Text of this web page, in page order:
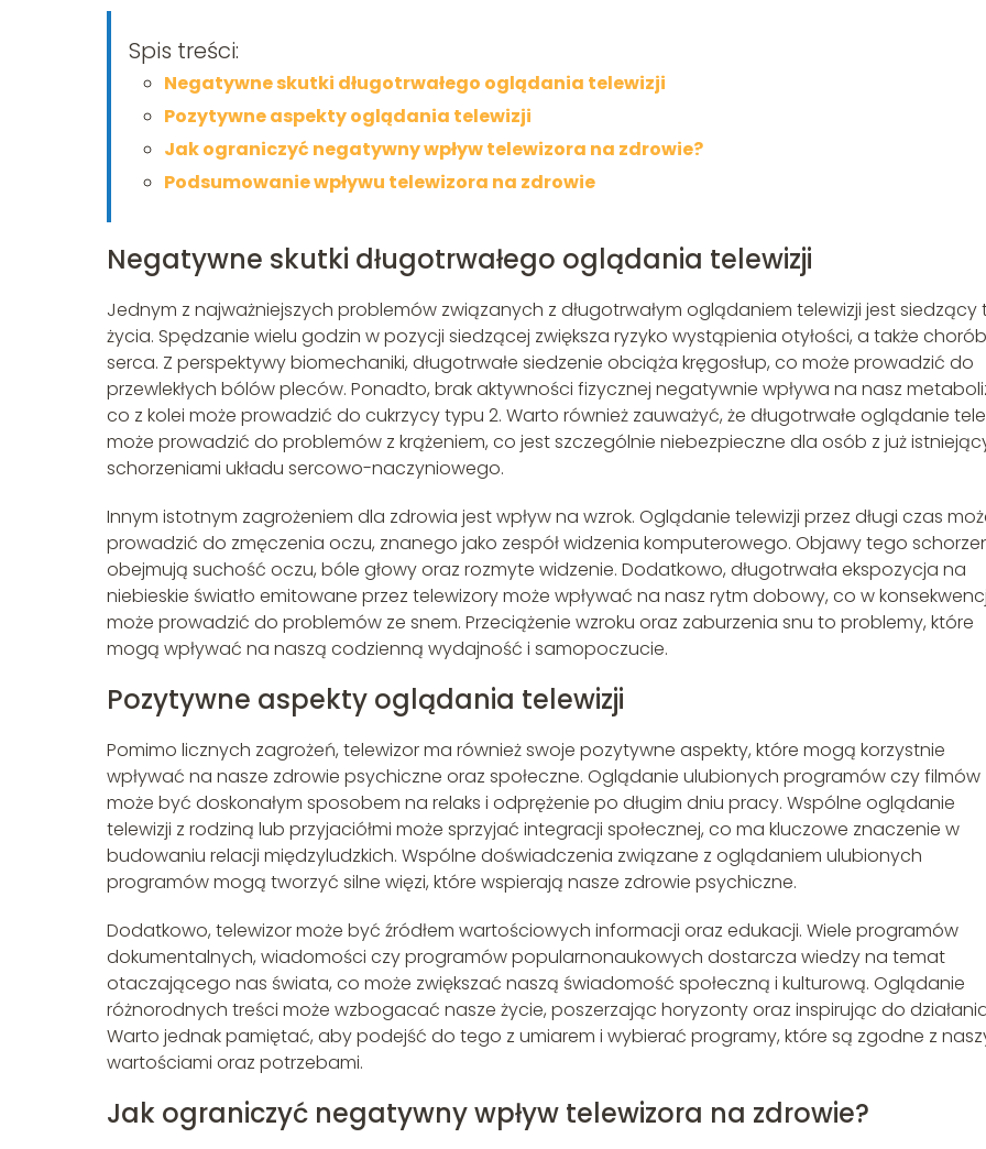
Spis treści:
Negatywne skutki długotrwałego oglądania telewizji
Pozytywne aspekty oglądania telewizji
Jak ograniczyć negatywny wpływ telewizora na zdrowie?
Podsumowanie wpływu telewizora na zdrowie
Negatywne skutki długotrwałego oglądania telewizji
Jednym z najważniejszych problemów związanych z długotrwałym oglądaniem telewizji jest siedzący
życia. Spędzanie wielu godzin w pozycji siedzącej zwiększa ryzyko wystąpienia otyłości, a także chorób
serca. Z perspektywy biomechaniki, długotrwałe siedzenie obciąża kręgosłup, co może prowadzić do
przewlekłych bólów pleców. Ponadto, brak aktywności fizycznej negatywnie wpływa na nasz
co z kolei może prowadzić do cukrzycy typu 2. Warto również zauważyć, że długotrwałe oglądanie
może prowadzić do problemów z krążeniem, co jest szczególnie niebezpieczne dla osób z już
schorzeniami układu sercowo-naczyniowego.
Innym istotnym zagrożeniem dla zdrowia jest wpływ na wzrok. Oglądanie telewizji przez długi czas
prowadzić do zmęczenia oczu, znanego jako zespół widzenia komputerowego. Objawy tego
obejmują suchość oczu, bóle głowy oraz rozmyte widzenie. Dodatkowo, długotrwała ekspozycja na
niebieskie światło emitowane przez telewizory może wpływać na nasz rytm dobowy, co w
może prowadzić do problemów ze snem. Przeciążenie wzroku oraz zaburzenia snu to problemy, które
mogą wpływać na naszą codzienną wydajność i samopoczucie.
Pozytywne aspekty oglądania telewizji
Pomimo licznych zagrożeń, telewizor ma również swoje pozytywne aspekty, które mogą korzystnie
wpływać na nasze zdrowie psychiczne oraz społeczne. Oglądanie ulubionych programów czy filmów
może być doskonałym sposobem na relaks i odprężenie po długim dniu pracy. Wspólne oglądanie
telewizji z rodziną lub przyjaciółmi może sprzyjać integracji społecznej, co ma kluczowe znaczenie w
budowaniu relacji międzyludzkich. Wspólne doświadczenia związane z oglądaniem ulubionych
programów mogą tworzyć silne więzi, które wspierają nasze zdrowie psychiczne.
Dodatkowo, telewizor może być źródłem wartościowych informacji oraz edukacji. Wiele programów
dokumentalnych, wiadomości czy programów popularnonaukowych dostarcza wiedzy na temat
otaczającego nas świata, co może zwiększać naszą świadomość społeczną i kulturową. Oglądanie
różnorodnych treści może wzbogacać nasze życie, poszerzając horyzonty oraz inspirując do
Warto jednak pamiętać, aby podejść do tego z umiarem i wybierać programy, które są zgodne z
wartościami oraz potrzebami.
Jak ograniczyć negatywny wpływ telewizora na zdrowie?